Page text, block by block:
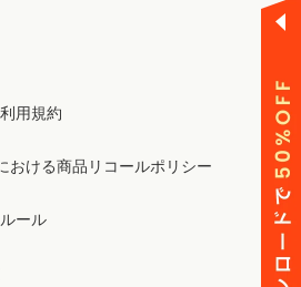
用規約
おける商品リコールポリシー
ール